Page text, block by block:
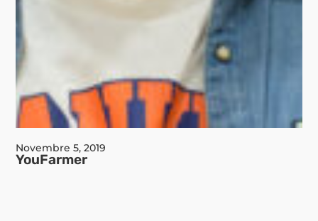
Novembre 5, 2019
YouFarmer